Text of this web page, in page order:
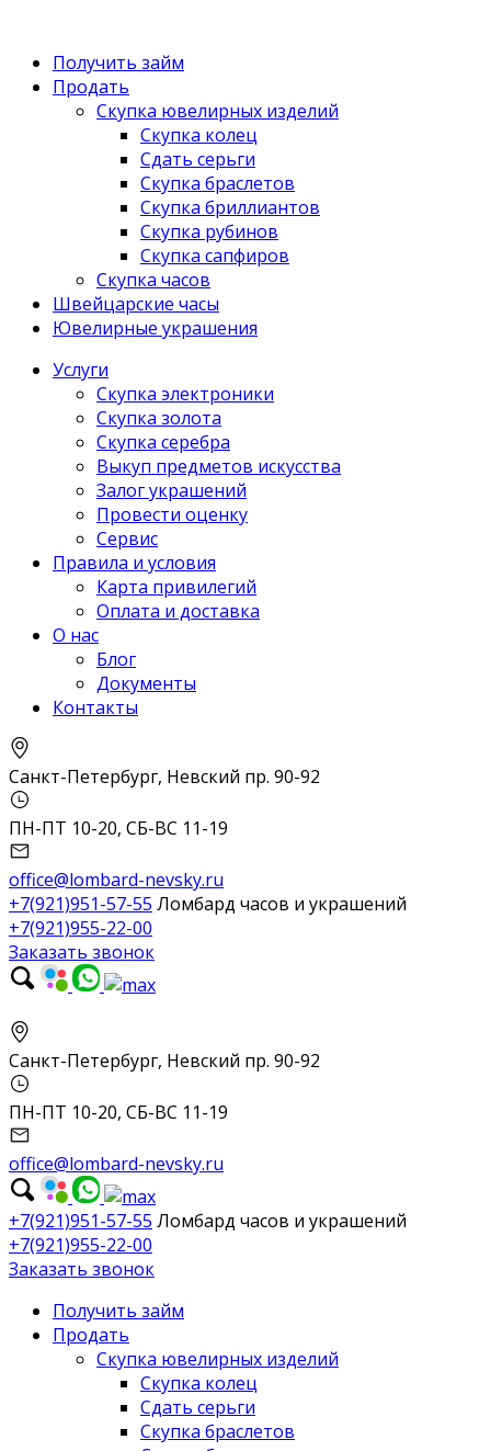
Получить займ
Продать
Скупка ювелирных изделий
Скупка колец
Сдать серьги
Скупка браслетов
Скупка бриллиантов
Скупка рубинов
Скупка сапфиров
Скупка часов
Швейцарские часы
Ювелирные украшения
Услуги
Скупка электроники
Скупка золота
Скупка серебра
Выкуп предметов искусства
Залог украшений
Провести оценку
Сервис
Правила и условия
Карта привилегий
Оплата и доставка
О нас
Блог
Документы
Контакты
Санкт-Петербург, Невский пр. 90-92
ПН-ПТ 10-20, СБ-ВС 11-19
office@lombard-nevsky.ru
+7(921)951-57-55 Ломбард часов и украшений
+7(921)955-22-00
Заказать звонок
Санкт-Петербург, Невский пр. 90-92
ПН-ПТ 10-20, СБ-ВС 11-19
office@lombard-nevsky.ru
+7(921)951-57-55 Ломбард часов и украшений
+7(921)955-22-00
Заказать звонок
Получить займ
Продать
Скупка ювелирных изделий
Скупка колец
Сдать серьги
Скупка браслетов